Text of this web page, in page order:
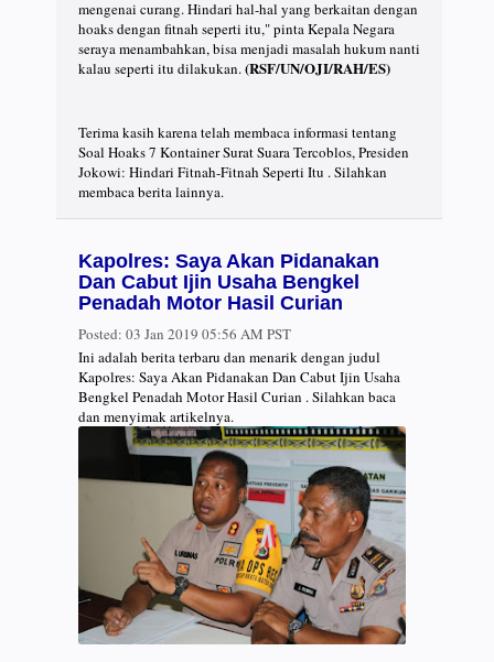
mengenai curang. Hindari hal-hal yang berkaitan dengan
hoaks dengan fitnah seperti itu," pinta Kepala Negara
seraya menambahkan, bisa menjadi masalah hukum nanti
kalau seperti itu dilakukan.(RSF/UN/OJI/RAH/ES)
Terima kasih karena telah membaca informasi tentang
Soal Hoaks 7 Kontainer Surat Suara Tercoblos, Presiden
Jokowi: Hindari Fitnah-Fitnah Seperti Itu . Silahkan
membaca berita lainnya.
Kapolres: Saya Akan Pidanakan
Dan Cabut Ijin Usaha Bengkel
Penadah Motor Hasil Curian
Posted: 03 Jan 2019 05:56 AM PST
Ini adalah berita terbaru dan menarik dengan judul
Kapolres: Saya Akan Pidanakan Dan Cabut Ijin Usaha
Bengkel Penadah Motor Hasil Curian . Silahkan baca
dan menyimak artikelnya.